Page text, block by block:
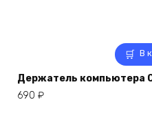
В
Держатель компьютера
690 ₽